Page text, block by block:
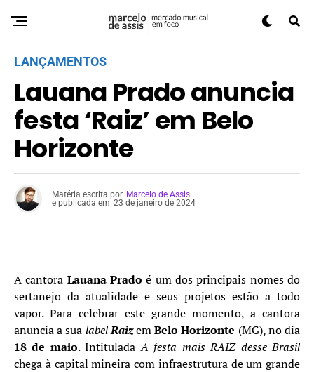
LANÇAMENTOS
Lauana Prado anuncia
festa ‘Raiz’ em Belo
Horizonte
Matéria escrita por Marcelo de Assis
e publicada em 23 de janeiro de 2024
A cantora Lauana Prado é um dos principais nomes do
sertanejo da atualidade e seus projetos estão a todo
vapor. Para celebrar este grande momento, a cantora
anuncia a sua labelRaizemBelo Horizonte (MG), no dia
18 de maio. IntituladaA festa mais RAIZ desse Brasil
chega à capital mineira com infraestrutura de um grande